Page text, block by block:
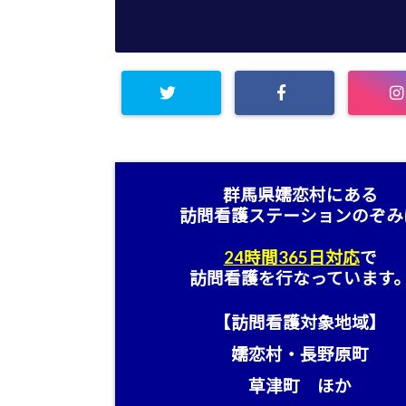
群馬県嬬恋村にある
訪問看護ステーションのぞ
24時間365日対応で
訪問看護を行なっています
【訪問看護対象地域】
嬬恋村・長野原町
草津町 ほか